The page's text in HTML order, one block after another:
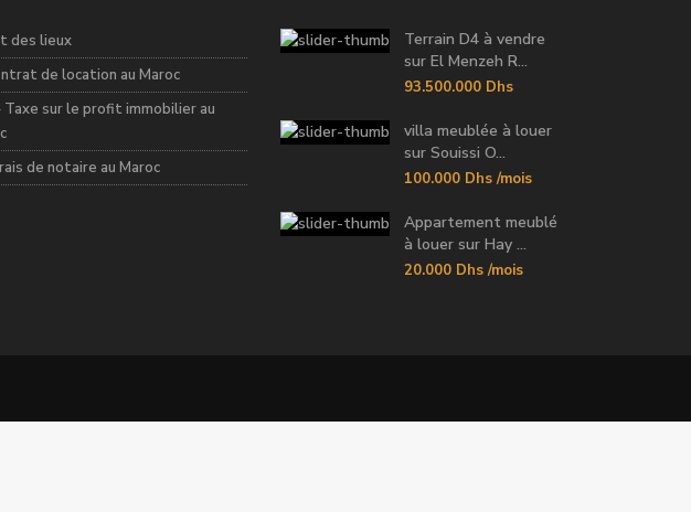
des lieux
de location au Maroc
Taxe sur le profit immobilier au
de notaire au Maroc
Terrain D4 à vendre
sur El Menzeh R...
93.500.000 Dhs
villa meublée à louer
sur Souissi O...
100.000 Dhs /mois
Appartement meublé
à louer sur Hay ...
20.000 Dhs /mois